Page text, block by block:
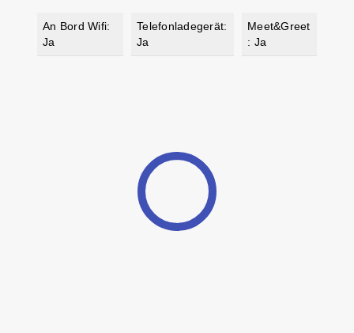
An Bord Wifi:
Ja
Telefonladegerät:
Ja
Meet&Greet
: Ja